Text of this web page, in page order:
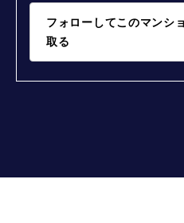
フォローしてこのマンシ
取る